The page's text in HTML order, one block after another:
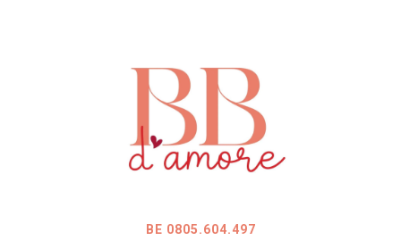
BE 0805.604.497